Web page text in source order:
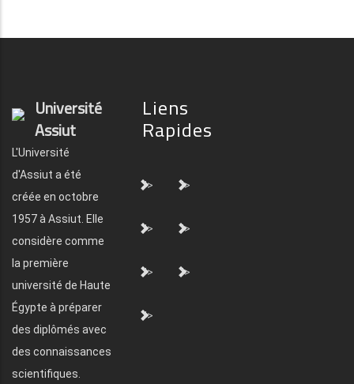
Université
Assiut
L'Université
d'Assiut a été
créée en octobre
1957 à Assiut. Elle
considère comme
la première
université de Haute
Égypte à préparer
des diplômés avec
des connaissances
scientifiques.
Liens
Rapides
"> ">
"> ">
"> ">
">